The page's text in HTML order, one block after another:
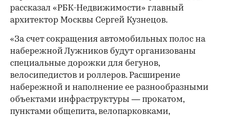
рассказал «РБК-Недвижимости» главный
архитектор Москвы Сергей Кузнецов.
«За счет сокращения автомобильных полос на
набережной Лужников будут организованы
специальные дорожки для бегунов,
велосипедистов и роллеров. Расширение
набережной и наполнение ее разнообразными
объектами инфраструктуры — прокатом,
пунктами общепита, велопарковками,